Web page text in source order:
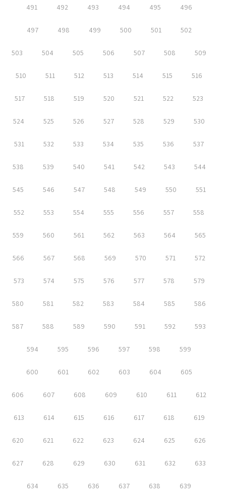
491 492 493 494 495 496
497 498 499 500 501 502
503 504 505 506 507 508 509
510 511 512 513 514 515 516
517 518 519 520 521 522 523
524 525 526 527 528 529 530
531 532 533 534 535 536 537
538 539 540 541 542 543 544
545 546 547 548 549 550 551
552 553 554 555 556 557 558
559 560 561 562 563 564 565
566 567 568 569 570 571 572
573 574 575 576 577 578 579
580 581 582 583 584 585 586
587 588 589 590 591 592 593
594 595 596 597 598 599
600 601 602 603 604 605
606 607 608 609 610 611 612
613 614 615 616 617 618 619
620 621 622 623 624 625 626
627 628 629 630 631 632 633
634 635 636 637 638 639